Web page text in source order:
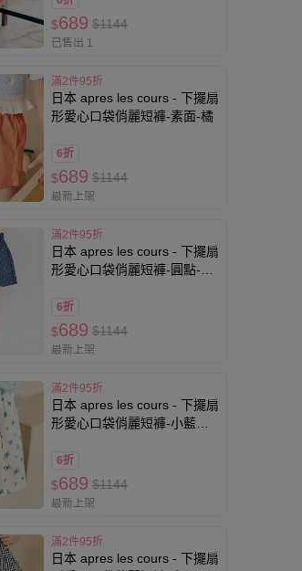
$689 $1144
已售出 1
滿2件95折
日本 apres les cours - 下擺扇
形愛心口袋俏麗短褲-素面-橘
6折
$689 $1144
最新上架
滿2件95折
日本 apres les cours - 下擺扇
形愛心口袋俏麗短褲-圓點-深
6折
$689 $1144
最新上架
滿2件95折
日本 apres les cours - 下擺扇
形愛心口袋俏麗短褲-小藍花-
6折
$689 $1144
最新上架
滿2件95折
日本 apres les cours - 下擺扇